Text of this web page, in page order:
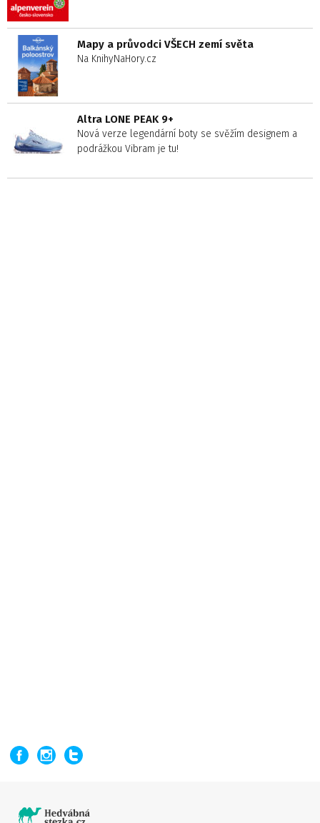
Mapy a průvodci VŠECH zemí světa
Na KnihyNaHory.cz
Altra LONE PEAK 9+
Nová verze legendární boty se svěžím designem a
podrážkou Vibram je tu!